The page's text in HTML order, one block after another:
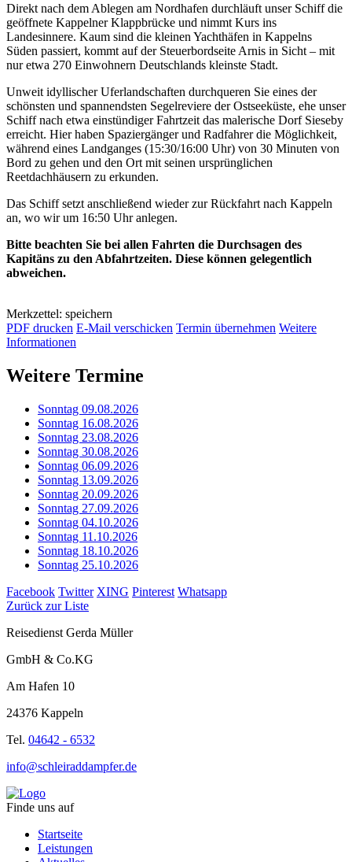
Direkt nach dem Ablegen am Nordhafen durchläuft unser Schiff die
geöffnete Kappelner Klappbrücke und nimmt Kurs ins
Landesinnere. Kaum sind die kleinen Yachthäfen in Kappelns
Süden passiert, kommt auf der Steuerbordseite Arnis in Sicht – mit
nur etwa 270 Einwohnern Deutschlands kleinste Stadt.
Unweit idyllischer Uferlandschaften durchqueren Sie eines der
schönsten und spannendsten Segelreviere der Ostseeküste, ehe unser
Schiff nach etwa einstündiger Fahrtzeit das malerische Dorf Sieseby
erreicht. Hier haben Spaziergänger und Radfahrer die Möglichkeit,
während eines Landganges (15:30/16:00 Uhr) von 30 Minuten von
Bord zu gehen und den Ort mit seinen ursprünglichen
Reetdachhäusern zu erkunden.
Das Schiff setzt anschließend wieder zur Rückfahrt nach Kappeln
an, wo wir um 16:50 Uhr anlegen.
Bitte beachten Sie bei allen Fahrten die Durchsagen des
Kapitäns zu den Abfahrtzeiten. Diese können gelegentlich
abweichen.
Merkzettel: speichern
PDF drucken E-Mail verschicken Termin übernehmen Weitere
Informationen
Weitere Termine
Sonntag 09.08.2026
Sonntag 16.08.2026
Sonntag 23.08.2026
Sonntag 30.08.2026
Sonntag 06.09.2026
Sonntag 13.09.2026
Sonntag 20.09.2026
Sonntag 27.09.2026
Sonntag 04.10.2026
Sonntag 11.10.2026
Sonntag 18.10.2026
Sonntag 25.10.2026
Facebook Twitter XING Pinterest Whatsapp
Zurück zur Liste
Reisedienst Gerda Müller
GmbH & Co.KG
Am Hafen 10
24376 Kappeln
Tel. 04642 - 6532
info@schleiraddampfer.de
Finde uns auf
Startseite
Leistungen